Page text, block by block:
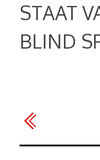
STAAT
BLIND